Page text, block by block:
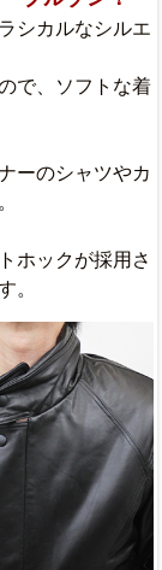
シカルなシルエ
で、ソフトな着
ーのシャツやカ
ホックが採用さ
。